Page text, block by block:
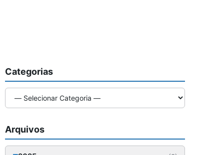
Categorias
Arquivos